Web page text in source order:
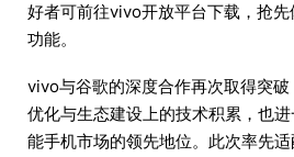
好者可前往vivo开放平台下载，抢
功能。
vivo与谷歌的深度合作再次取得突
优化与生态建设上的技术积累，也
能手机市场的领先地位。此次率先